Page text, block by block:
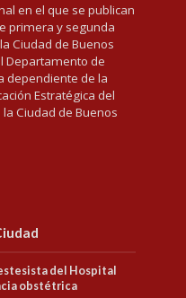
en el que se publican
primera y segunda
Ciudad de Buenos
Departamento de
dependiente de la
Estratégica del
Ciudad de Buenos
del Hospital
obstétrica